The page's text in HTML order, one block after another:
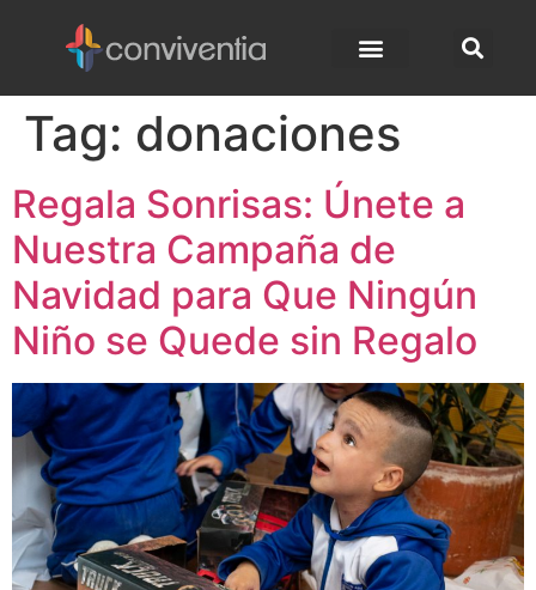
Tag: donaciones
Regala Sonrisas: Únete a
Nuestra Campaña de
Navidad para Que Ningún
Niño se Quede sin Regalo